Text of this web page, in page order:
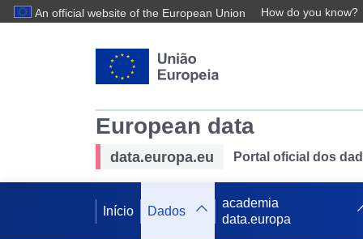
An official website of the European Union How do you know?
European data
data.europa.eu Portal oficial dos
Início Dados
academia
data.europa